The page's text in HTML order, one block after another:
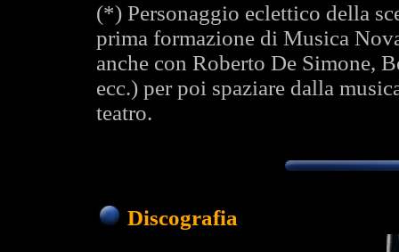
(*) Personaggio eclettico della
prima formazione di Musica
anche con Roberto De Simone,
ecc.) per poi spaziare dalla
teatro.
Discografia